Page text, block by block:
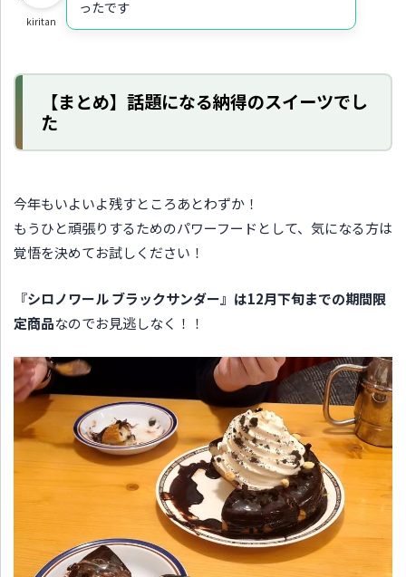
kiritan
ったです
【まとめ】話題になる納得のスイーツでし
た
今年もいよいよ残すところあとわずか！
もうひと頑張りするためのパワーフードとして、気になる方は
覚悟を決めてお試しください！
『シロノワール ブラックサンダー』 は12月下旬までの期間限
定商品なのでお見逃しなく！！